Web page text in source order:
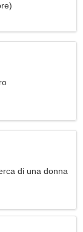
di una donna